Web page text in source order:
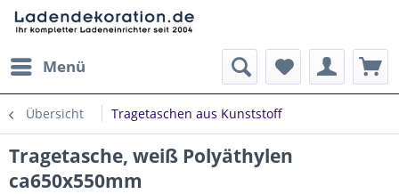
Menü
Übersicht Tragetaschen aus Kunststoff
Tragetasche, weiß Polyäthylen
ca650x550mm